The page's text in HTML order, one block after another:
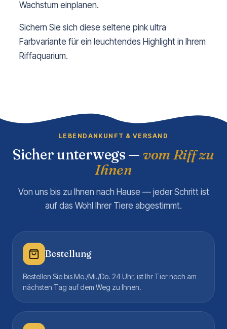
Wachstum einplanen.
Sichern Sie sich diese seltene pink ultra
Farbvariante für ein leuchtendes Highlight in Ihrem
Riffaquarium.
LEBENDANKUNFT & VERSAND
Sicher unterwegs — vom Riff zu
Ihnen
Von uns bis zu Ihnen nach Hause — jeder Schritt ist
auf das Wohl Ihrer Tiere abgestimmt.
Bestellung
Bestellen Sie bis Mo./Mi./Do. 24 Uhr, ist Ihr Tier noch am
nächsten Tag auf dem Weg zu Ihnen.